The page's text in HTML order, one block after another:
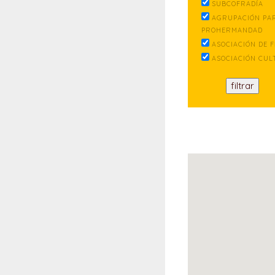
SUBCOFRADÍA
AGRUPACIÓN
PROHERMANDAD
ASOCIACIÓN DE
ASOCIACIÓN